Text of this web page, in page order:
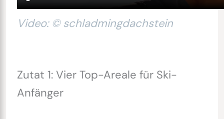
Video: © schladmingdachstein
Zutat 1: Vier Top-Areale für Ski-
Anfänger